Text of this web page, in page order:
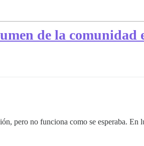
de la comunidad
pero no funciona como se esperaba. En